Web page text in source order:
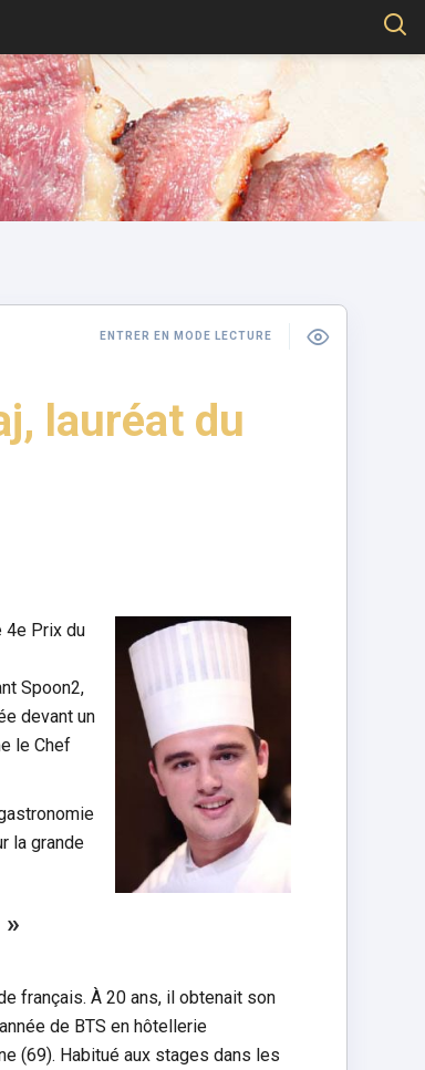
ENTRER EN MODE LECTURE
lauréat du
4e Prix du
Spoon2,
devant un
le Chef
la grande
français. À 20 ans, il obtenait son
de BTS en hôtellerie
(69). Habitué aux stages dans les